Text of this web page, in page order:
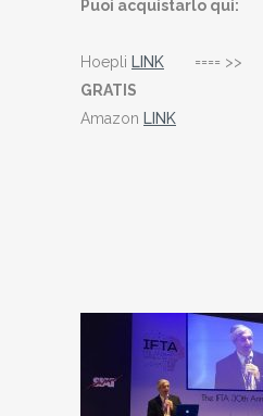
Puoi acquistarlo qui:
Hoepli LINK ==== >>
GRATIS
Amazon LINK